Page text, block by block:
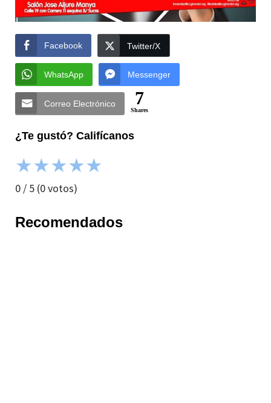
Facebook Twitter/X
WhatsApp Messenger
Correo Electrónico 7
Shares
¿Te gustó? Califícanos
★★★★★
0 / 5 (0votos)
Recomendados